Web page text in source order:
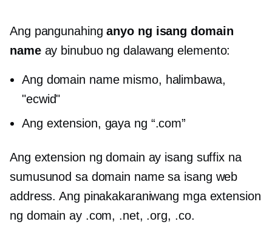
Ang pangunahinganyo ng isang domain
nameay binubuo ng dalawang elemento:
Ang domain name mismo, halimbawa,
"ecwid"
Ang extension, gaya ng “.com”
Ang extension ng domain ay isang suffix na
sumusunod sa domain name sa isang web
address. Ang pinakakaraniwang mga extension
ng domain ay .com, .net, .org, .co.